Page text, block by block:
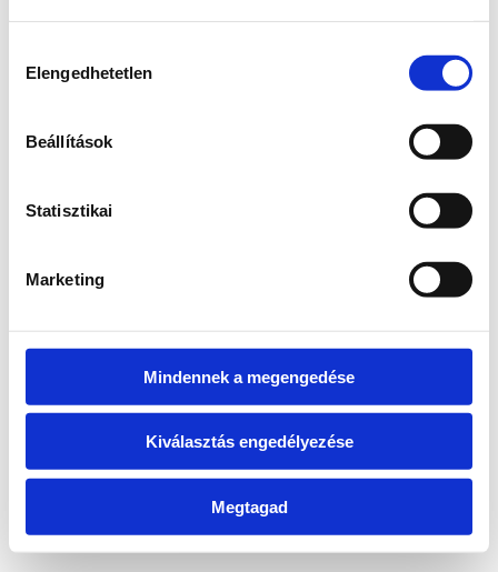
kiválasztása
Elengedhetetlen
Beállítások
Statisztikai
Marketing
Mindennek a megengedése
Kiválasztás engedélyezése
Megtagad
loadingwww.bicapp.hu
(see the browser console for more